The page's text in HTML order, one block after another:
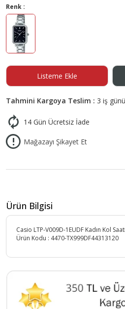
Renk :
Listeme Ekle
Tahmini Kargoya Teslim : 3 iş
14 Gün Ücretsiz İade
Mağazayı Şikayet Et
Ürün Bilgisi
Casio LTP-V009D-1EUDF Kadın Kol Saati
Ürün Kodu : 4470-TX999DF44313120